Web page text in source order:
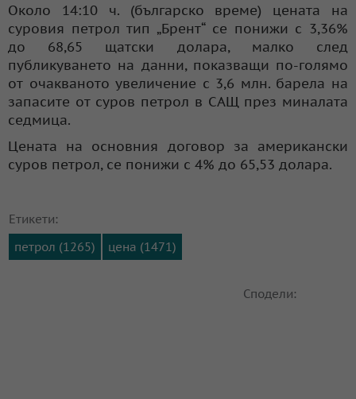
Около 14:10 ч. (българско време) цената на
суровия петрол тип „Брент“ се понижи с 3,36%
до 68,65 щатски долара, малко след
публикуването на данни, показващи по-голямо
от очакваното увеличение с 3,6 млн. барела на
запасите от суров петрол в САЩ през миналата
седмица.
Цената на основния договор за американски
суров петрол, се понижи с 4% до 65,53 долара.
Етикети:
петрол (1265)
цена (1471)
Сподели: